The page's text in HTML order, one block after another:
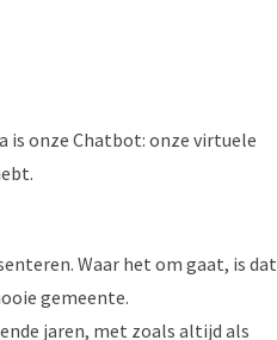
is onze Chatbot: onze virtuele
Waar het om gaat, is dat
gemeente.
jaren, met zoals altijd als